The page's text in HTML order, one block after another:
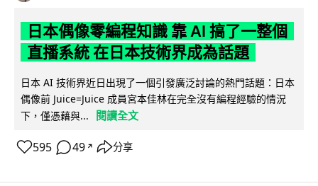
日本偶像零編程知識 靠 AI 搞了一整個
直播系統 在日本技術界成為話題
日本 AI 技術界近日出現了一個引發廣泛討論的熱門話題：日本
偶像前 Juice=Juice 成員宮本佳林在完全沒有編程經驗的情況
下，僅憑藉與...
閱讀全文
595 49 ↗ 分享